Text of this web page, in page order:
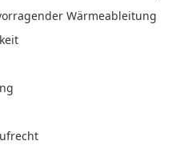
Wärmeableitung